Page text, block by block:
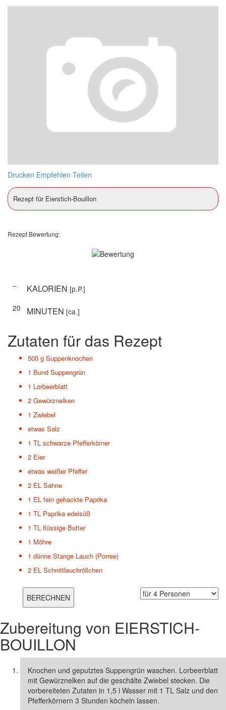
Drucken Empfehlen Teilen
Rezept für Eierstich-Bouillon
Rezept Bewertung:
– KALORIEN [p.P.]
20
MINUTEN [ca.]
Zutaten für das Rezept
500 g Suppenknochen
1 Bund Suppengrün
1 Lorbeerblatt
2 Gewürznelken
1 Zwiebel
etwas Salz
1 TL schwarze Pfefferkörner
2 Eier
etwas weißer Pfeffer
2 EL Sahne
1 EL fein gehackte Paprika
1 TL Paprika edelsüß
1 TL flüssige Butter
1 Möhre
1 dünne Stange Lauch (Porree)
2 EL Schnittlauchröllchen
Zubereitung von EIERSTICH-
BOUILLON
Knochen und geputztes Suppengrün waschen. Lorbeerblatt
mit Gewürznelken auf die geschälte Zwiebel stecken. Die
vorbereiteten Zutaten in 1,5 l Wasser mit 1 TL Salz und den
Pfefferkörnern 3 Stunden köcheln lassen.